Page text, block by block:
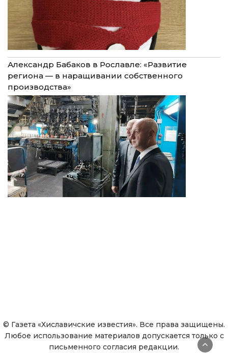
Александр Бабаков в Рославле: «Развитие
региона — в наращивании собственного
производства»
© Газета «Хиславичские известия». Все права защищены.
Любое использование материалов допускается только с
письменного согласия редакции.